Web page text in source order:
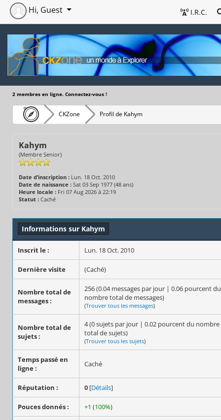
I.R.C.
Hi, Guest
2 membres en ligne. Connectez-vous !
CKZone Profil de Kahym
Kahym
(Membre Senior)
Date d’inscription : Lun. 18 Oct. 2010
Date de naissance : Sat 03 Sep 1977 (48 ans)
Heure locale : Fri 07 Aug 2026 à 22:19
Statut : Caché
Informations sur Kahym
Inscrit le : Lun. 18 Oct. 2010
Dernière visite (Caché)
Nombre total de
messages :
256 (0.04 messages par jour | 0.06 pourcent du
nombre total de messages)
(Trouver tous les messages)
Nombre total de
sujets :
4 (0 sujets par jour | 0.02 pourcent du nombre
total de sujets)
(Trouver tous les sujets)
Temps passé en
ligne :
Caché
Réputation : 0 [Détails]
Pouces donnés : +1 (100%)